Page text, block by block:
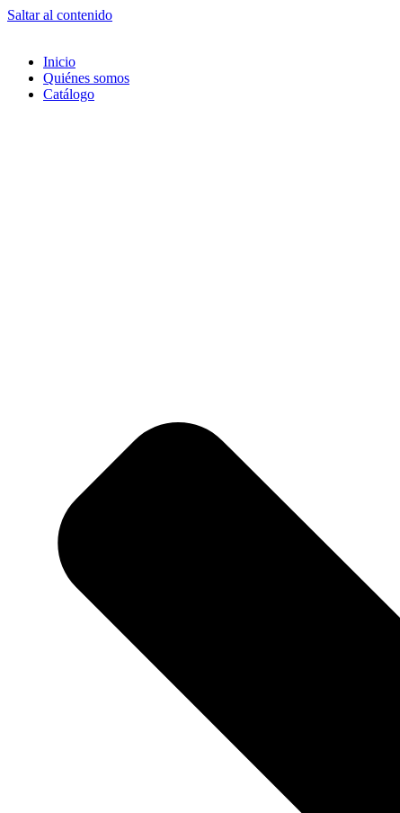
Saltar al contenido
Inicio
Quiénes somos
Catálogo